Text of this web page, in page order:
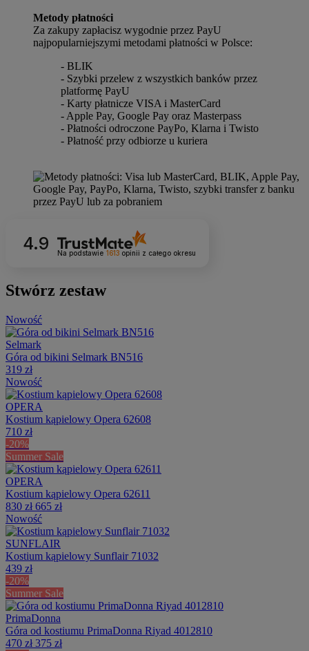
Metody płatności
Za zakupy zapłacisz wygodnie przez PayU
najpopularniejszymi metodami płatności w Polsce:
- BLIK
- Szybki przelew z wszystkich banków przez
platformę PayU
- Karty płatnicze VISA i MasterCard
- Apple Pay, Google Pay oraz Masterpass
- Płatności odroczone PayPo, Klarna i Twisto
- Płatność przy odbiorze u kuriera
4.9
Na podstawie 1613opinii z całego okresu
Stwórz zestaw
Nowość
Selmark
Góra od bikini Selmark BN516
319 zł
Nowość
OPERA
Kostium kąpielowy Opera 62608
710 zł
-20%
Summer Sale
OPERA
Kostium kąpielowy Opera 62611
830 zł 665 zł
Nowość
SUNFLAIR
Kostium kąpielowy Sunflair 71032
439 zł
-20%
Summer Sale
PrimaDonna
Góra od kostiumu PrimaDonna Riyad 4012810
470 zł 375 zł